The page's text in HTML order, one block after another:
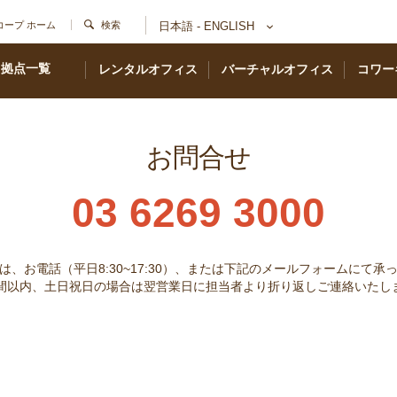
ープ ホーム 検索 日本語 - ENGLISH
レンタルオフィス バーチャルオフィス コワ
拠点一覧
お問合せ
03 6269 3000
、お電話（平日8:30~17:30）、または下記のメールフォームにて承
以内、土日祝日の場合は翌営業日に担当者より折り返しご連絡いたし